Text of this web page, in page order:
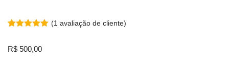
de 5, com
(1 avaliação de cliente)
R$ 500,00